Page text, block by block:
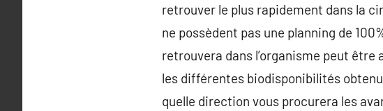
retrouver le plus rapidement dans la
ne possèdent pas une planning de
retrouvera dans l’organisme peut
les différentes biodisponibilités
quelle direction vous procurera les